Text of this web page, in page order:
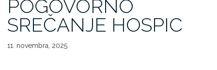
POGOVORNO
SREČANJE HOSPIC
11. novembra, 2025